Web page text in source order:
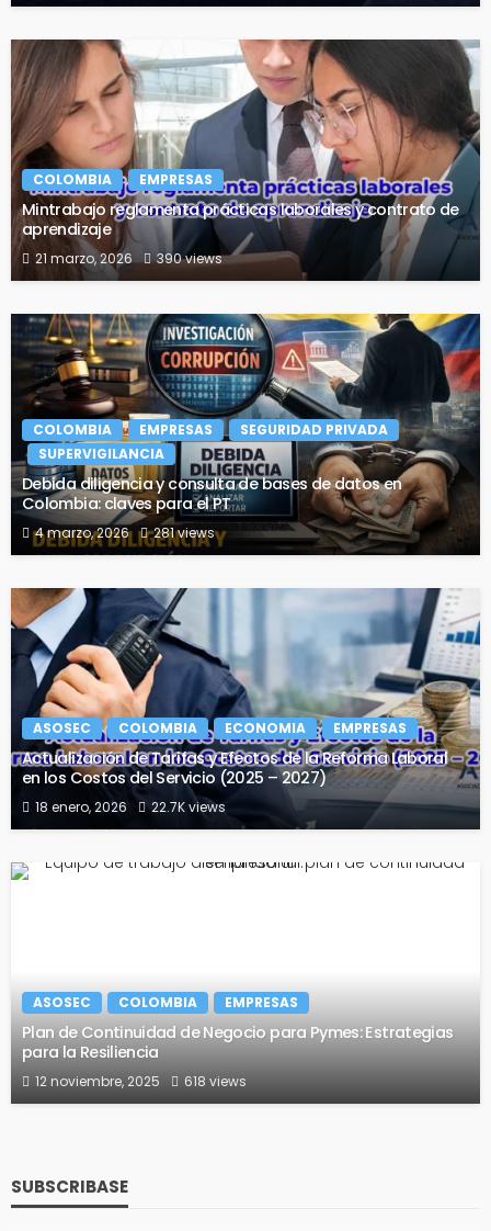
COLOMBIA EMPRESAS
Mintrabajo reglamenta prácticas laborales y contrato de
aprendizaje
21 marzo, 2026 390 views
COLOMBIA EMPRESAS
SEGURIDAD PRIVADA
SUPERVIGILANCIA
Debida diligencia y consulta de bases de datos en
Colombia: claves para el PT
4 marzo, 2026 281 views
ASOSEC COLOMBIA ECONOMIA EMPRESAS
Actualización de Tarifas y Efectos de la Reforma Laboral
en los Costos del Servicio (2025 – 2027)
18 enero, 2026 22.7K views
ASOSEC COLOMBIA EMPRESAS
Plan de Continuidad de Negocio para Pymes: Estrategias
para la Resiliencia
12 noviembre, 2025 618 views
SUBSCRIBASE